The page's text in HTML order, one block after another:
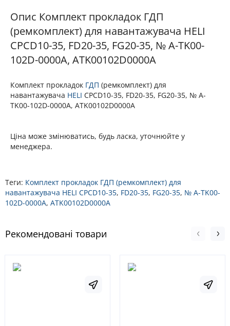
Опис Комплект прокладок ГДП
(ремкомплект) для навантажувача HELI
CPCD10-35, FD20-35, FG20-35, № A-TK00-
102D-0000A, ATK00102D0000A
Комплект прокладок ГДП (ремкомплект) для
навантажувача HELI CPCD10-35, FD20-35, FG20-35, № A-
TK00-102D-0000A, ATK00102D0000A
Ціна може змінюватись, будь ласка, уточнюйте у
менеджера.
Теги: Комплект прокладок ГДП (ремкомплект) для
навантажувача HELI CPCD10-35, FD20-35, FG20-35, № A-TK00-
102D-0000A, ATK00102D0000A
Рекомендовані товари